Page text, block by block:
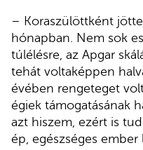
– Koraszülöttként
hónapban. Nem sok
túlélésre, az Apgar
tehát voltaképpen
évében rengeteget
égiek támogatásának
azt hiszem, ezért is
ép, egészséges